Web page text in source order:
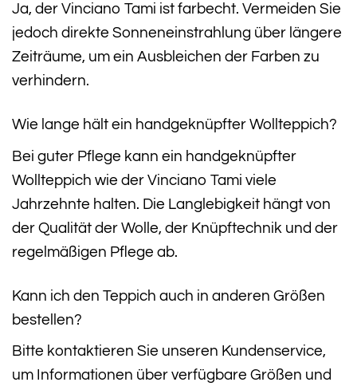
Ja, der Vinciano Tami ist farbecht. Vermeiden Sie
jedoch direkte Sonneneinstrahlung über längere
Zeiträume, um ein Ausbleichen der Farben zu
verhindern.
Wie lange hält ein handgeknüpfter Wollteppich?
Bei guter Pflege kann ein handgeknüpfter
Wollteppich wie der Vinciano Tami viele
Jahrzehnte halten. Die Langlebigkeit hängt von
der Qualität der Wolle, der Knüpftechnik und der
regelmäßigen Pflege ab.
Kann ich den Teppich auch in anderen Größen
bestellen?
Bitte kontaktieren Sie unseren Kundenservice,
um Informationen über verfügbare Größen und